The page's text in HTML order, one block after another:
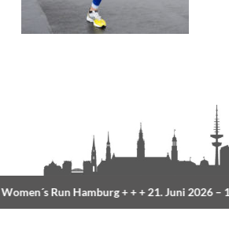
Run Hamburg+ + +21. Juni 2026 –